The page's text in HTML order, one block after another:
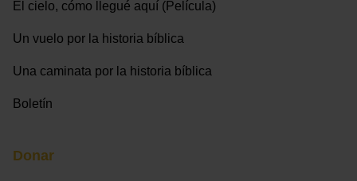
El cielo, cómo llegué aquí (Película)
Un vuelo por la historia bíblica
Una caminata por la historia bíblica
Boletín
Donar